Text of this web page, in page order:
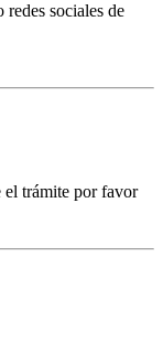
sociales de
el trámite por favor